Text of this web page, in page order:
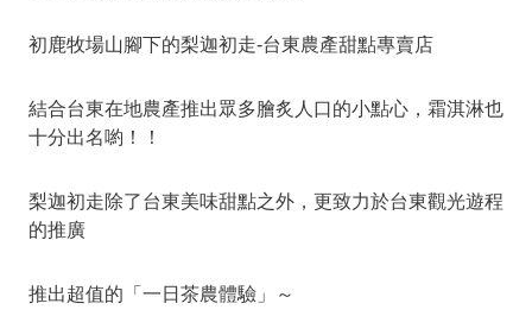
初鹿牧場山腳下的梨迦初走-台東農產甜點專賣店
結合台東在地農產推出眾多膾炙人口的小點心，霜淇淋也
十分出名喲！！
梨迦初走除了台東美味甜點之外，更致力於台東觀光遊程
的推廣
推出超值的「一日茶農體驗」～